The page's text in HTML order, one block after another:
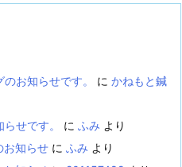
お知らせです。 に かねもと鍼
せです。
に ふみ より
お知らせ に ふみ より